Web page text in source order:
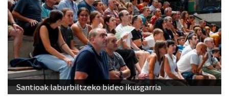
Santioak laburbiltzeko bideo ikusgarria